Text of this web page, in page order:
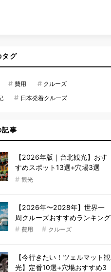
タグ
# 費用 # クルーズ
# 日本発着クルーズ
記事
【2026年版｜台北観光】おす
すめスポット13選+穴場3選
# 観光
【2026年〜2028年】世界一
周クルーズおすすめランキング
# 費用 # クルーズ
【今行きたい！ツェルマット観
光】定番10選+穴場おすすめ3